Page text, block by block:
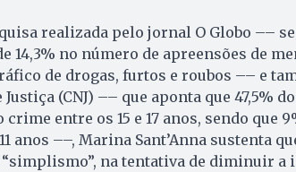
realizada pelo jornal O Globo ––
14,3% no número de apreensões de
de drogas, furtos e roubos –– e
(CNJ) –– que aponta que 47,5%
entre os 15 e 17 anos, sendo que
anos ––, Marina Sant’Anna sustenta
na tentativa de diminuir a